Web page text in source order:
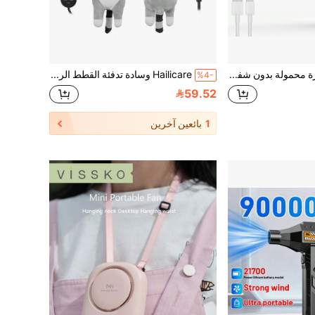
مروحة صغيرة محمولة بدون شفرات صامتة - خيارات 3 ألوان - مروحة قابلة للتثبيت على الملابس، مروحة قابلة للتثبيت على الخصر، أساسيات السفر، أساسيات الحدائق، أساسيات الشاطئ، موسم التخرج، حفل التخرج، هدية التخرج، تهنئة الخريج، خريج متفوق، إنهاء المدرسة، حفلة التخرج، أساسيات السفر، أساسيات التخييم، أدوات محمولة، أساسيات الصيف، محمول للصيف %4- Hailicare وسادة تدفئة القطط الرمادية الطويلة من هايليكير، تعمل بالطاقة من خلال منفذ USB، قماش مخملي مرن، 5 إعدادات درجة حرارة (35-55 درجة مئوية) و5 إعدادات مؤقت (2-10 ساعات)، قابلة للغسل، تخفف آلام الدورة الشهرية/الرقبة، وسادة متعددة الوظائف للجنسين
59.52
1 بائعين آخرين